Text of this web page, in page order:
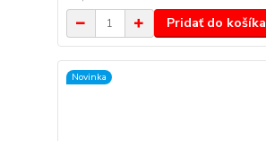
Pridať do košíka
Novinka